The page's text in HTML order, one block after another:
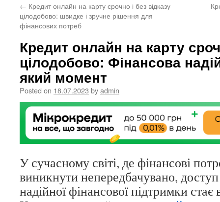
content
← Кредит онлайн на карту срочно і без відказу
цілодобово: швидке і зручне рішення для
фінансових потреб
Кредит онлайн на карту
цілодобово: Фінансова
який момент
Posted on 18.07.2023 byadmin
У сучасному світі, де фінансові
виникнути непередбачувано,
надійної фінансової підтримки